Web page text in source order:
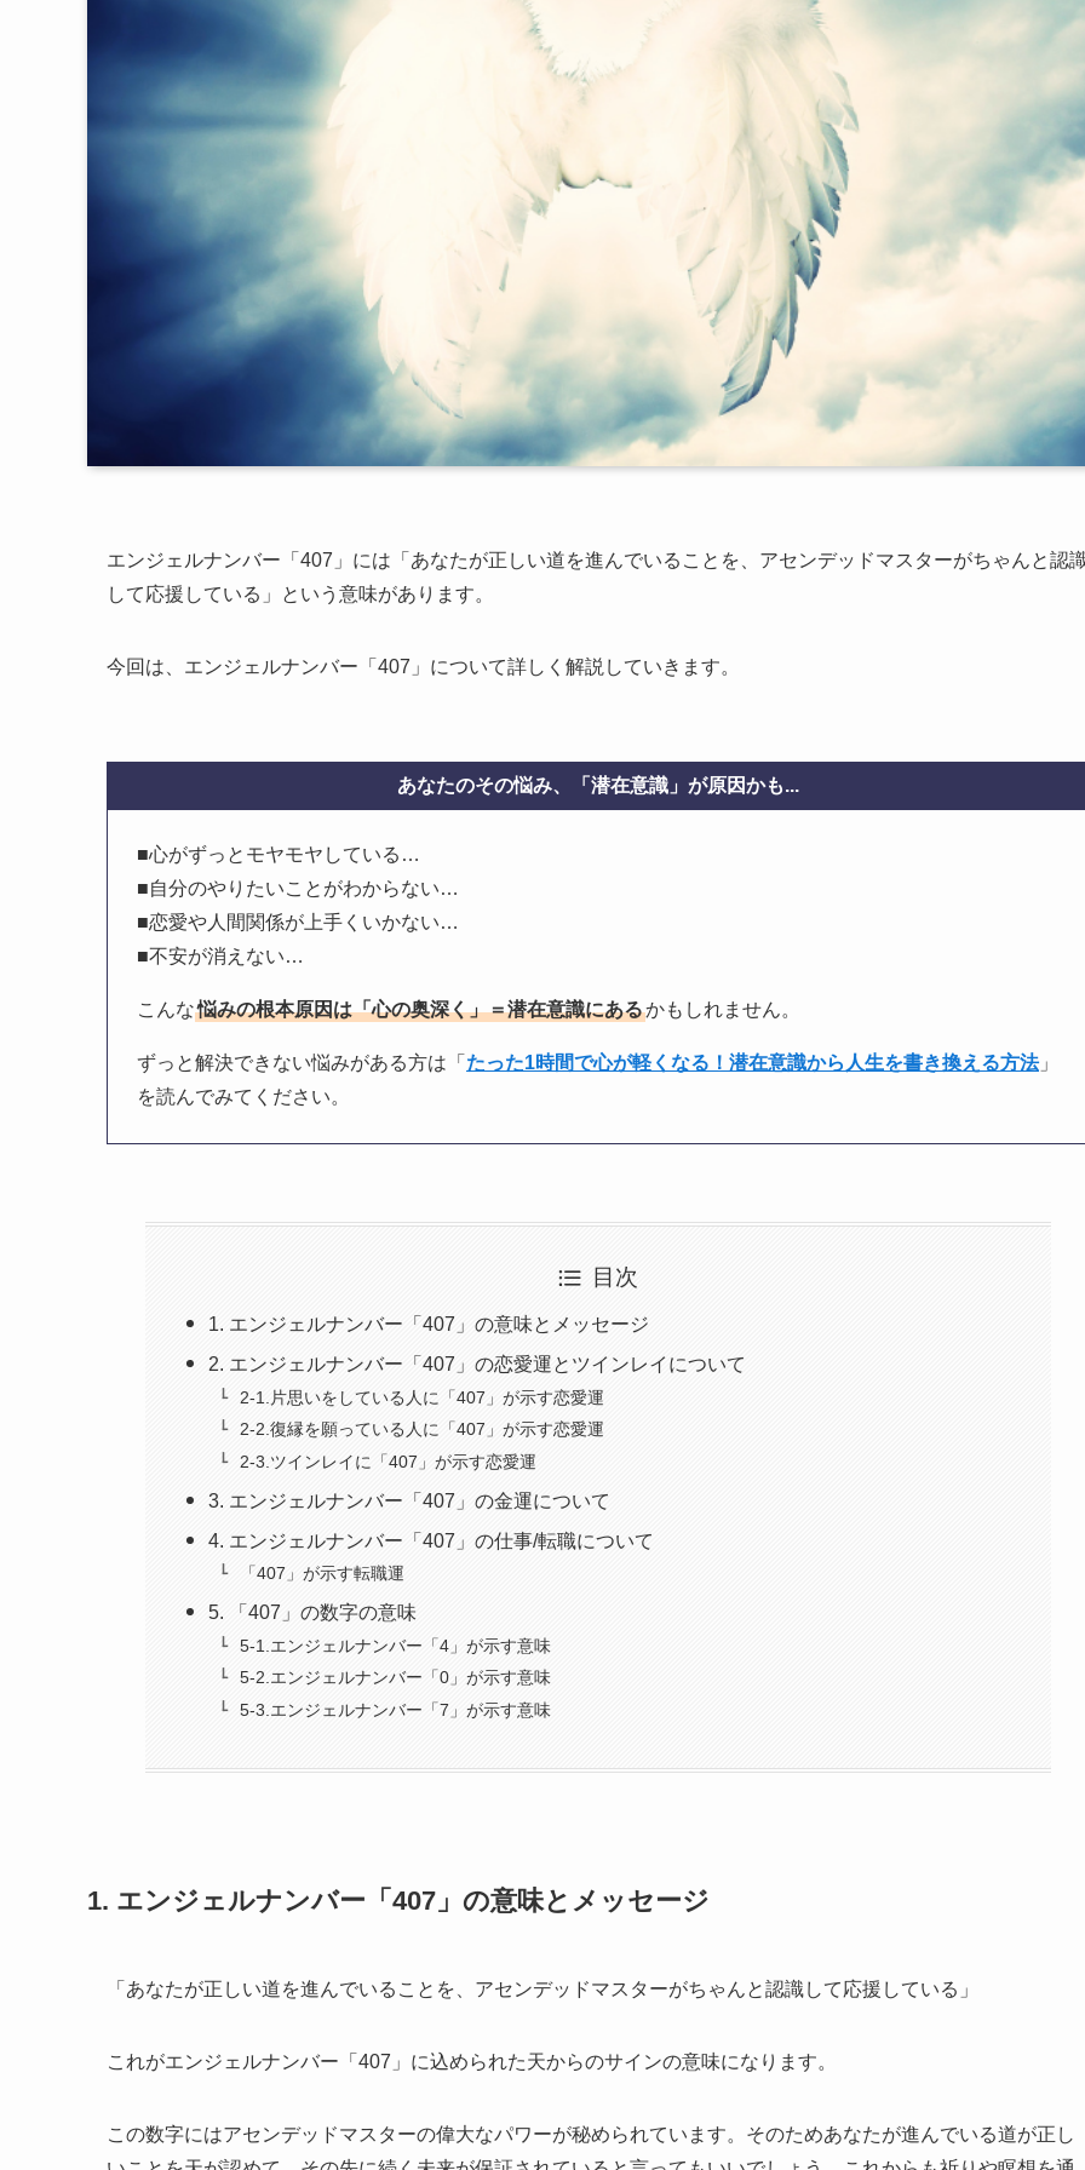
エンジェルナンバー「407」には「あなたが正しい道を進んでいることを、アセンデッドマスターがちゃんと認
して応援している」という意味があります。
今回は、エンジェルナンバー「407」について詳しく解説していきます。
あなたのその悩み、「潜在意識」が原因かも...
■心がずっとモヤモヤしている…
■自分のやりたいことがわからない…
■恋愛や人間関係が上手くいかない…
■不安が消えない…
こんな悩みの根本原因は「心の奥深く」＝潜在意識にあるかもしれません。
ずっと解決できない悩みがある方は「 たった1時間で心が軽くなる！潜在意識から人生を書き換える方法」
を読んでみてください。
目次
1. エンジェルナンバー「407」の意味とメッセージ
2. エンジェルナンバー「407」の恋愛運とツインレイについて
2-1.片思いをしている人に「407」が示す恋愛運
2-2.復縁を願っている人に「407」が示す恋愛運
2-3.ツインレイに「407」が示す恋愛運
3. エンジェルナンバー「407」の金運について
4. エンジェルナンバー「407」の仕事/転職について
「407」が示す転職運
5. 「407」の数字の意味
5-1.エンジェルナンバー「4」が示す意味
5-2.エンジェルナンバー「0」が示す意味
5-3.エンジェルナンバー「7」が示す意味
1. エンジェルナンバー「407」の意味とメッセージ
「あなたが正しい道を進んでいることを、アセンデッドマスターがちゃんと認識して応援している」
これがエンジェルナンバー「407」に込められた天からのサインの意味になります。
この数字にはアセンデッドマスターの偉大なパワーが秘められています。そのためあなたが進んでいる道が正し